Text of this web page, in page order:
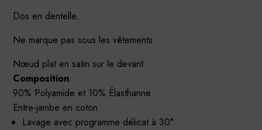
Dos en dentelle.
Ne marque pas sous les vêtements.
Nœud plat en satin sur le devant.
Composition:
90% Polyamide et 10% Élasthanne
Entre-jambe en coton
Lavage avec programme délicat à 30°